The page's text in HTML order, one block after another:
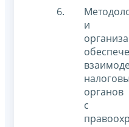
и
органов
с